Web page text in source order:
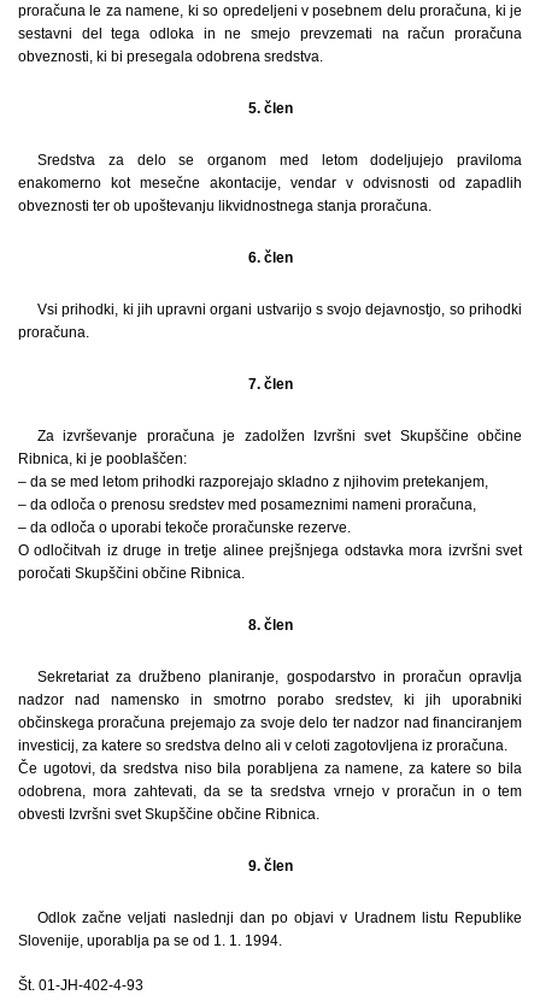
proračuna le za namene, ki so opredeljeni v posebnem delu proračuna, ki je
sestavni del tega odloka in ne smejo prevzemati na račun proračuna
obveznosti, ki bi presegala odobrena sredstva.
5. člen
Sredstva za delo se organom med letom dodeljujejo praviloma
enakomerno kot mesečne akontacije, vendar v odvisnosti od zapadlih
obveznosti ter ob upoštevanju likvidnostnega stanja proračuna.
6. člen
Vsi prihodki, ki jih upravni organi ustvarijo s svojo dejavnostjo, so prihodki
proračuna.
7. člen
Za izvrševanje proračuna je zadolžen Izvršni svet Skupščine občine
Ribnica, ki je pooblaščen:
– da se med letom prihodki razporejajo skladno z njihovim pretekanjem,
– da odloča o prenosu sredstev med posameznimi nameni proračuna,
– da odloča o uporabi tekoče proračunske rezerve.
O odločitvah iz druge in tretje alinee prejšnjega odstavka mora izvršni svet
poročati Skupščini občine Ribnica.
8. člen
Sekretariat za družbeno planiranje, gospodarstvo in proračun opravlja
nadzor nad namensko in smotrno porabo sredstev, ki jih uporabniki
občinskega proračuna prejemajo za svoje delo ter nadzor nad financiranjem
investicij, za katere so sredstva delno ali v celoti zagotovljena iz proračuna.
Če ugotovi, da sredstva niso bila porabljena za namene, za katere so bila
odobrena, mora zahtevati, da se ta sredstva vrnejo v proračun in o tem
obvesti Izvršni svet Skupščine občine Ribnica.
9. člen
Odlok začne veljati naslednji dan po objavi v Uradnem listu Republike
Slovenije, uporablja pa se od 1. 1. 1994.
Št. 01-JH-402-4-93